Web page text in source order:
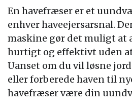
En havefræser er et
enhver haveejersarsnal.
maskine gør det muligt at
hurtigt og effektivt uden
Uanset om du vil løsne
eller forberede haven til
havefræser være din